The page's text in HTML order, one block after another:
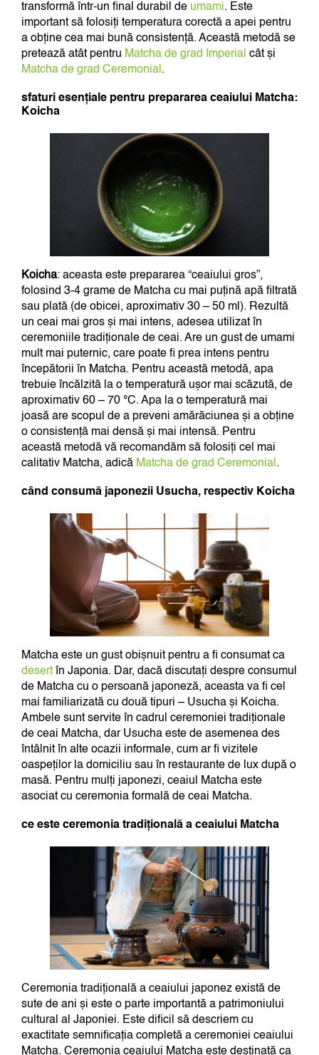
transformă într-un final durabil de umami. Este
important să folosiți temperatura corectă a apei pentru
a obține cea mai bună consistență. Această metodă se
pretează atât pentru Matcha de grad Imperial cât și
Matcha de grad Ceremonial .
sfaturi esențiale pentru prepararea ceaiului Matcha:
Koicha
Koicha: aceasta este prepararea “ceaiului gros”,
folosind 3-4 grame de Matcha cu mai puțină apă filtrată
sau plată (de obicei, aproximativ 30 – 50 ml). Rezultă
un ceai mai gros și mai intens, adesea utilizat în
ceremoniile tradiționale de ceai. Are un gust de umami
mult mai puternic, care poate fi prea intens pentru
începătorii în Matcha. Pentru această metodă, apa
trebuie încălzită la o temperatură ușor mai scăzută, de
aproximativ 60 – 70 °C. Apa la o temperatură mai
joasă are scopul de a preveni amărăciunea și a obține
o consistență mai densă și mai intensă. Pentru
această metodă vă recomandăm să folosiți cel mai
calitativ Matcha, adică Matcha de grad Ceremonial .
când consumă japonezii Usucha, respectiv Koicha
Matcha este un gust obișnuit pentru a fi consumat ca
desertîn Japonia. Dar, dacă discutați despre consumul
de Matcha cu o persoană japoneză, aceasta va fi cel
mai familiarizată cu două tipuri – Usucha și Koicha.
Ambele sunt servite în cadrul ceremoniei tradiționale
de ceai Matcha, dar Usucha este de asemenea des
întâlnit în alte ocazii informale, cum ar fi vizitele
oaspeților la domiciliu sau în restaurante de lux după o
masă. Pentru mulți japonezi, ceaiul Matcha este
asociat cu ceremonia formală de ceai Matcha.
ce este ceremonia tradițională a ceaiului Matcha
Ceremonia tradițională a ceaiului japonez există de
sute de ani și este o parte importantă a patrimoniului
cultural al Japoniei. Este dificil să descriem cu
exactitate semnificația completă a ceremoniei ceaiului
Matcha. Ceremonia ceaiului Matcha este destinată ca